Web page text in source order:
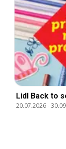
Lidl Back to
20.07.2026-